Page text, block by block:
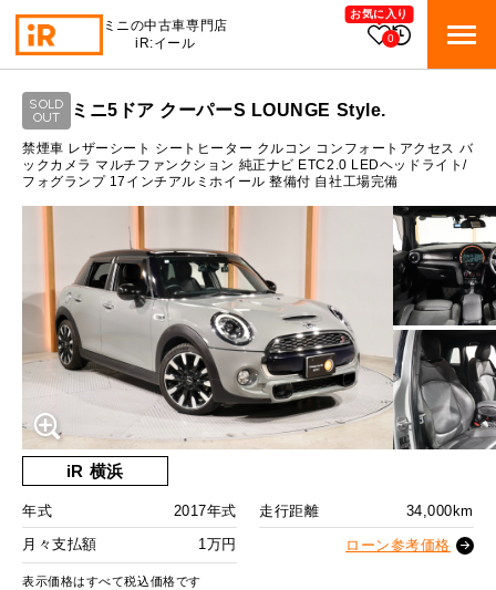
ミニの中古車専門店
iR:イール
お気に入り
0
BMW MINI BMWミニ 在庫検索
ROVER MINI ローバーミニ 在庫検索
TRADE 買取
TOP
iRの買取が他社よりも高い理由
必要書類
iRで愛車を売却されたお客様の声
BMWミニ買取査定依頼
MAINTENANCE メンテナンス
TOP
BMWミニ メンテナンス
ローバーミニ メンテナンス
最近の修理実績
BLOG & MEDIA ブログ＆メディア
TOP
スタッフブログ
User's Voice 購入者様の声
MINI KNOWLEDGE ミニナレッジ
BMWミニナレッジ
ABOUT iR iRについて
会社概要
RECRUIT 採用情報
営業時間
10:00～18:00
定休日
月曜日（祝日の場合は火曜日）
月々支払額 1.4
総支払額 221.4
頭金 万円
支払回数 84 回
ボーナス支払回数/年 2 回
内訳
2回目以降 14,400 円
ボーナス月追加額 円
SOLD
OUT
ミニ5ドア クーパーS LOUNGE Style.
禁煙車 レザーシート シートヒーター クルコン コンフォートアクセス バ
ックカメラ マルチファンクション 純正ナビ ETC2.0 LEDヘッドライト/
フォグランプ 17インチアルミホイール 整備付 自社工場完備
iR 横浜
年式 2017年式 走行距離
34,000km
月々支払額
1万円 ローン参考価格
表示価格はすべて税込価格です